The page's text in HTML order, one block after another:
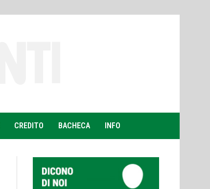
CREDITO BACHECA INFO